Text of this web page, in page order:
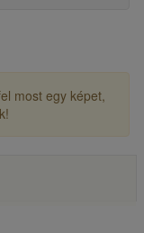
most egy képet,